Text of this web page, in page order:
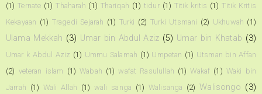
(1) Ternate (1) Thaharah (1) Thariqah (1) tidur (1) Titik kritis (1) Titik Kritis
Kekayaan (1) Tragedi Sejarah (1) Turki (2) Turki Utsmani (2) Ukhuwah (1)
Ulama Mekkah (3) Umar bin Abdul Aziz (5) Umar bin Khatab (3)
Umar k Abdul Aziz (1) Ummu Salamah (1) Umpetan (1) Utsman bin Affan
(2) veteran islam (1) Wabah (1) wafat Rasulullah (1) Wakaf (1) Waki bin
Jarrah (1) Wali Allah (1) wali sanga (1) Walisanga (2) Walisongo (3)